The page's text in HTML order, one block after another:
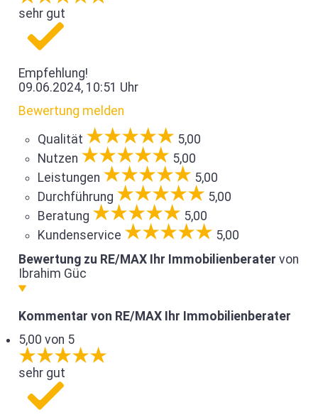
sehr gut
Empfehlung!
09.06.2024, 10:51 Uhr
Bewertung melden
Qualität
5,00
Nutzen
5,00
Leistungen
5,00
Durchführung
5,00
Beratung
5,00
Kundenservice
5,00
Bewertung zu RE/MAX Ihr Immobilienberater von
Ibrahim Güc
Kommentar von RE/MAX Ihr Immobilienberater
5,00 von 5
sehr gut